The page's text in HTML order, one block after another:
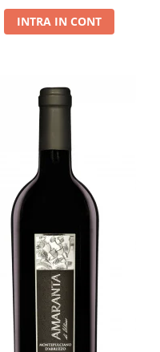
INTRA IN CONT